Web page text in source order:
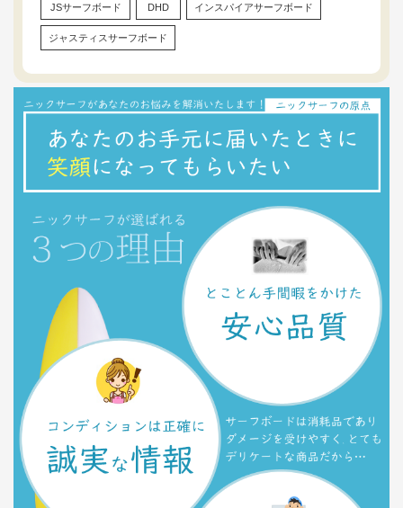
JSサーフボード DHD インスパイアサーフボード
ジャスティスサーフボード